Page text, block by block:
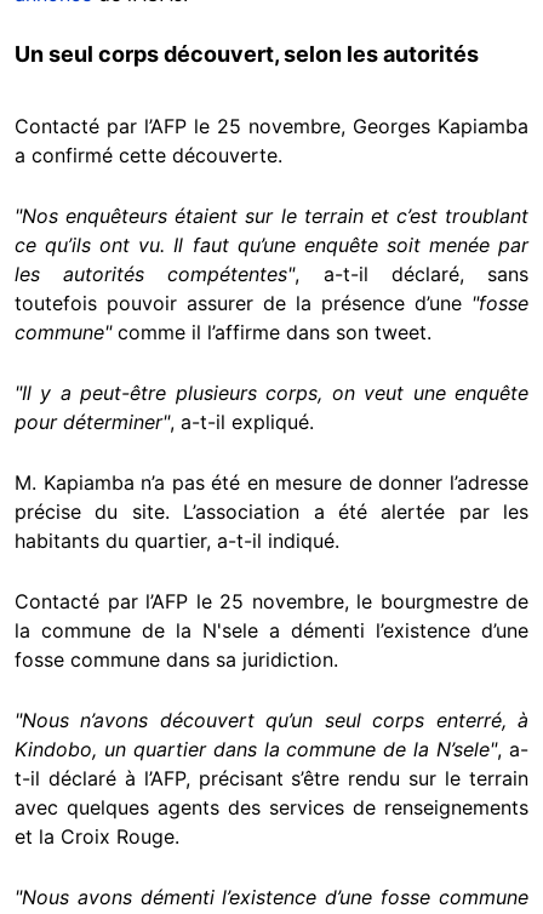
Un seul corps découvert, selon les autorités
Contacté par l’AFP le 25 novembre, Georges Kapiamba
a confirmé cette découverte.
"Nos enquêteurs étaient sur le terrain et c’est troublant
ce qu’ils ont vu. Il faut qu’une enquête soit menée par
les autorités compétentes", a-t-il déclaré, sans
toutefois pouvoir assurer de la présence d’une "fosse
commune"comme il l’affirme dans son tweet.
"Il y a peut-être plusieurs corps, on veut une enquête
pour déterminer", a-t-il expliqué.
M. Kapiamba n’a pas été en mesure de donner l’adresse
précise du site. L’association a été alertée par les
habitants du quartier, a-t-il indiqué.
Contacté par l’AFP le 25 novembre, le bourgmestre de
la commune de la N'sele a démenti l’existence d’une
fosse commune dans sa juridiction.
"Nous n’avons découvert qu’un seul corps enterré, à
Kindobo, un quartier dans la commune de la N’sele", a-
t-il déclaré à l’AFP, précisant s’être rendu sur le terrain
avec quelques agents des services de renseignements
et la Croix Rouge.
"Nous avons démenti l’existence d’une fosse commune